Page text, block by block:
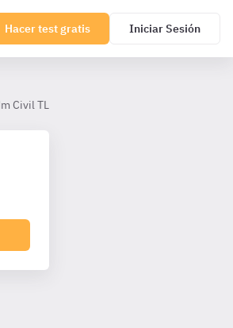
Hacer test gratis Iniciar Sesión
Civil TL